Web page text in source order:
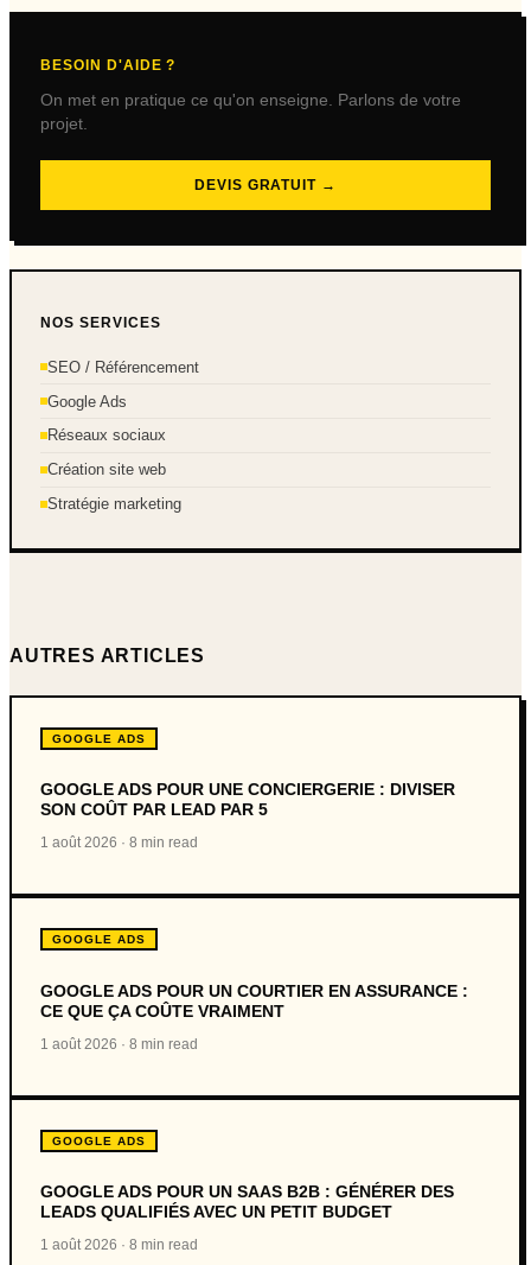
BESOIN D'AIDE ?
On met en pratique ce qu'on enseigne. Parlons de votre
projet.
DEVIS GRATUIT →
NOS SERVICES
SEO / Référencement
Google Ads
Réseaux sociaux
Création site web
Stratégie marketing
AUTRES ARTICLES
GOOGLE ADS
GOOGLE ADS POUR UNE CONCIERGERIE : DIVISER
SON COÛT PAR LEAD PAR 5
1 août 2026 · 8 min read
GOOGLE ADS
GOOGLE ADS POUR UN COURTIER EN ASSURANCE :
CE QUE ÇA COÛTE VRAIMENT
1 août 2026 · 8 min read
GOOGLE ADS
GOOGLE ADS POUR UN SAAS B2B : GÉNÉRER DES
LEADS QUALIFIÉS AVEC UN PETIT BUDGET
1 août 2026 · 8 min read